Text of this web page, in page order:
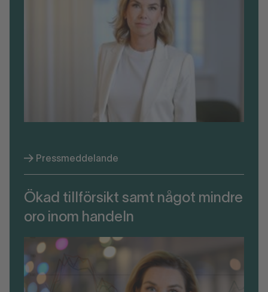
Pressmeddelande
Ökad tillförsikt samt något mindre
oro inom handeln